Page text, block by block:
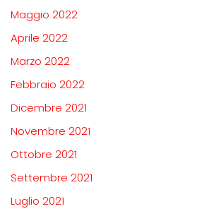
Maggio 2022
Aprile 2022
Marzo 2022
Febbraio 2022
Dicembre 2021
Novembre 2021
Ottobre 2021
Settembre 2021
Luglio 2021